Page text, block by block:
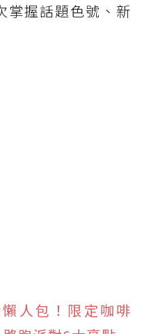
掌握話題色號、新
人包！限定咖啡